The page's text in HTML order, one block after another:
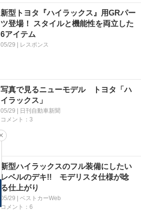
新型トヨタ『ハイラックス』用GRパー
ツ登場！ スタイルと機能性を両立した
6アイテム
05/29 | レスポンス
写真で見るニューモデル トヨタ「ハ
イラックス」
05/29 | 日刊自動車新聞
コメント：3
新型ハイラックスのフル装備にしたい
レベルのデキ!! モデリスタ仕様が唸
る仕上がり
05/29 | ベストカーWeb
コメント：6